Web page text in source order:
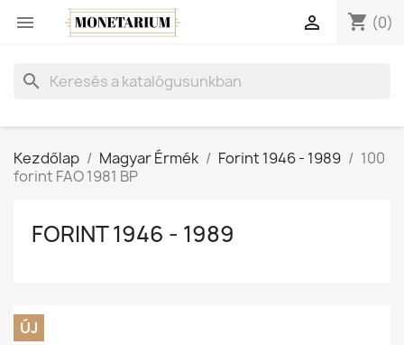
 shopping_cart (0)

search
Kezdőlap Magyar Érmék Forint 1946 - 1989
100
forint FAO 1981 BP
FORINT 1946 - 1989
ÚJ